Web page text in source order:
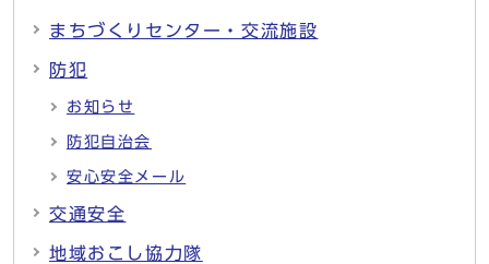
まちづくりセンター・交流施設
防犯
お知らせ
防犯自治会
安心安全メール
交通安全
地域おこし協力隊